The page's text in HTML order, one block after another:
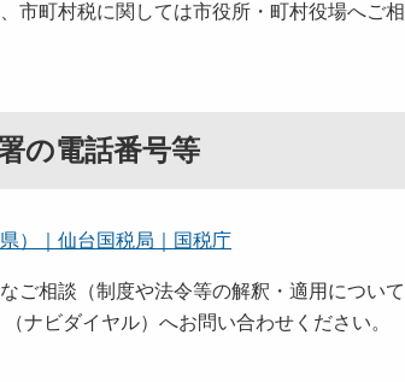
市町村税に関しては市役所・町村役場へご相
の電話番号等
）｜仙台国税局｜国税庁
ご相談（制度や法令等の解釈・適用につい
ナビダイヤル）へお問い合わせください。